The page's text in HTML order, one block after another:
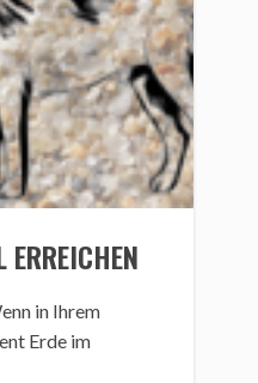
in Ihrem
Erde im